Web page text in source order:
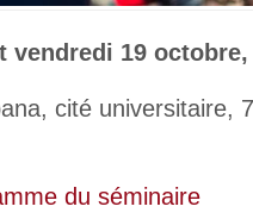
vendredi 19 octobre,
cité universitaire,
du séminaire